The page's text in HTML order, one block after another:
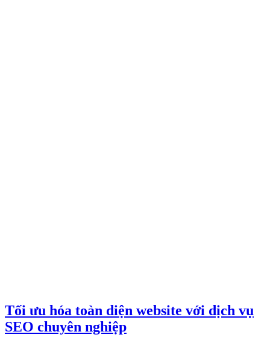
Tối ưu hóa toàn diện website với dịch vụ
SEO chuyên nghiệp